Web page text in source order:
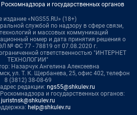
и государственных органов
издание «NGS55.RU» (18+)
службой по надзору в сфере связи,
и массовых коммуникаций
номер и дата принятия решения о
№ ФС 77 - 78819 от 07.08.2020 г.
ответственностью "ИНТЕРНЕТ
ТЕХНОЛОГИИ"
Назарчук Ангелина Алексеевна
ул. Т. К. Щербанева, 25, офис 402, телефон
8 (3812) 38-08-69
редакции: ngs55@shkulev.ru
и государственных органов:
juristnsk@shkulev.ru
help@shkulev.ru